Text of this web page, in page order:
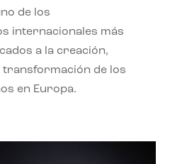
de los
internacionales más
a la creación,
de los
en Europa.